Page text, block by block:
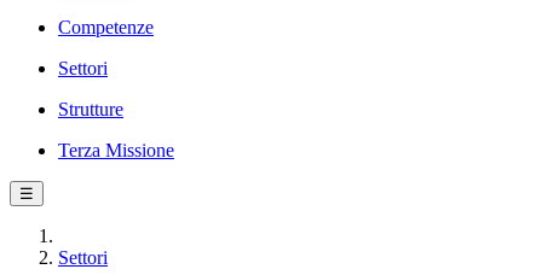
Competenze
Settori
Strutture
Terza Missione
☰
Settori